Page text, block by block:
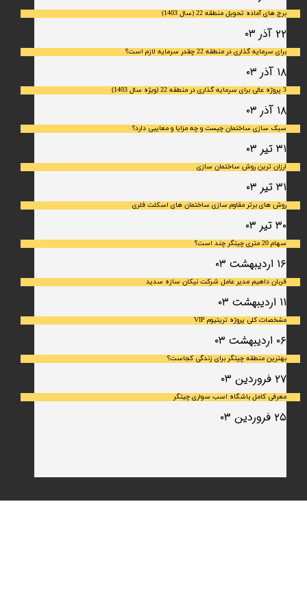
برج های آماده تحویل منطقه 22 (سال 1403)
۲۲ آذر ۰۳
برای سرمایه‌ گذاری در منطقه 22 چقدر سرمایه لازم است؟
۱۸ آذر ۰۳
3 پروژه عالی برای سرمایه گذاری در منطقه 22 (ویژه سال 1403)
۱۸ آذر ۰۳
سبک سازی ساختمان چیست و چه مزایا و معایبی دارد؟
۳۱ تیر ۰۳
ارزان ترین روش ساختمان سازی
۳۱ تیر ۰۳
روش های برتر مقاوم سازی ساختمان های اسکلت فلری
۳۰ تیر ۰۳
سهام 20 متری چیتگر چند است؟
۱۶ اردیبهشت ۰۳
قربان داهیم مدیر عامل شرکت نیکان سازه سدید
۱۱ اردیبهشت ۰۳
مشخصات کلی پروژه تریتیوم VIP
۰۶ اردیبهشت ۰۳
بهترین منطقه چیتگر برای زندگی کجاست؟
۲۷ فروردین ۰۳
معرفی کامل باشگاه اسب سواری چیتگر
۲۵ فروردین ۰۳